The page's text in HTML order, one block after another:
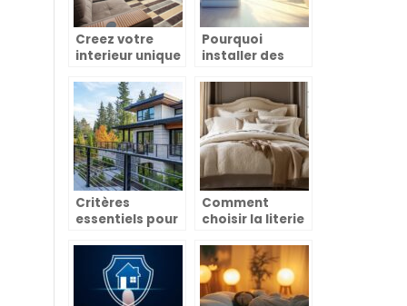
Creez votre
interieur unique
idees et
conseils pour un
style adapte a
vos envies
Pourquoi
installer des
sécurité et
décoration ?
Critères
essentiels pour
garde-corps en
métal
Comment
choisir la literie
confort optimal
et un sommeil
réparateur